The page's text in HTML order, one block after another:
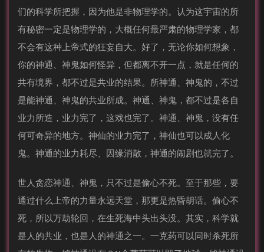
们的科学所把握，因为他是非物理学的。认为这宇宙的所
有秘密一定是物理学的，大概任何最严肃的物理学家，都
不会有这种上帝式的狂妄自大。好了，无论你如何想象，
你的神通、神鬼如何怪异，但都离不开一点，就是任何的
共有境界，都不过是共业的结果。所神通、神鬼的，不过
是能神通、神鬼的共业所成。神通、神鬼，都不过是各自
业力所造，业力完了，这戏也完了。神通、神鬼，没有任
何可奇异的地方。神仙的业力完了，神仙也可以成人化
鬼。神通的业力耗尽、因缘消散，神通的闹剧也就完了。
世人贪恋神通、神鬼，只不过是偷心不死。至于那些，要
通过什么上帝的力量永远天堂，那更是热昏胡话。偷心不
死，所以万劫轮回，在生死海中头出头没。其实，科学就
是人的共业，也是人的神通之一。一克药可以同时杀死所